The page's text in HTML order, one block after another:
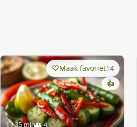
⏱ 35 min👥 4
Maak favoriet14
👍